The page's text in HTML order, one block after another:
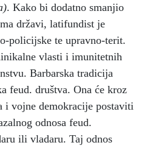
. Kako bi dodatno smanjio
državi, latifundist je
policijske te upravno-terit.
vlasti i imunitetnih
Barbarska tradicija
feud. društva. Ona će kroz
i vojne demokracije postaviti
odnosa feud.
ili vladaru. Taj odnos